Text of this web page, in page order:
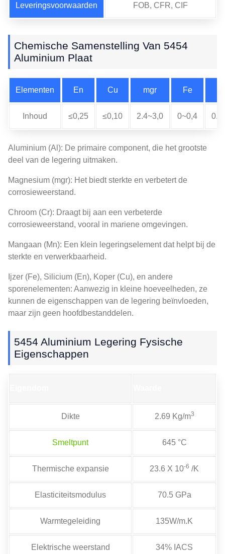
Leveringsvoorwaarden FOB, CFR, CIF
Chemische Samenstelling Van 5454
Aluminium Plaat
Elementen En Cu mgr Fe
Inhoud ≤0,25 ≤0,10 2.4~3,0 0~0,4
Aluminium (Al): De primaire component, die het grootste
deel van de legering uitmaken.
Magnesium (mgr): Het biedt sterkte en verbetert de
corrosieweerstand.
Chroom (Cr): Draagt ​​bij aan een verbeterde
corrosieweerstand, vooral in mariene omgevingen.
Mangaan (Mn): Een klein legeringselement dat helpt bij de
sterkte en verwerkbaarheid.
Ijzer (Fe), Silicium (En), Koper (Cu), en andere
sporenelementen: Aanwezig in kleine hoeveelheden, ze
kunnen de eigenschappen van de legering beïnvloeden,
maar zijn geen hoofdbestanddelen.
5454 Aluminium Legering Fysische
Eigenschappen
Dikte 2.69 Kg/m3
Smeltpunt 645 °C
Thermische expansie 23.6 X 10-6 /K
Elasticiteitsmodulus 70.5 GPa
Warmtegeleiding 135W/m.K
Elektrische weerstand 34% IACS